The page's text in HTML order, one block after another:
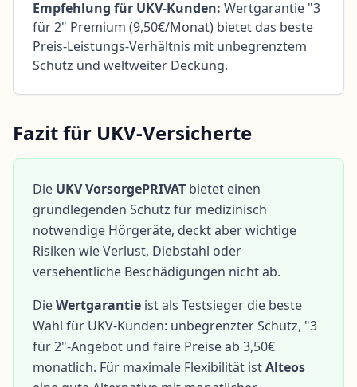
Inhaltsverzeichnis
UKV Hörgeräte-Leistungen im
Empfehlung für UKV-Kunden: Wertgarantie "3
für 2" Premium (9,50€/Monat) bietet das beste
Preis-Leistungs-Verhältnis mit unbegrenztem
Schutz und weltweiter Deckung.
Fazit für UKV-Versicherte
Die UKV VorsorgePRIVAT bietet einen
grundlegenden Schutz für medizinisch
notwendige Hörgeräte, deckt aber wichtige
Risiken wie Verlust, Diebstahl oder
versehentliche Beschädigungen nicht ab.
DieWertgarantie ist als Testsieger die beste
Wahl für UKV-Kunden: unbegrenzter Schutz, "3
für 2"-Angebot und faire Preise ab 3,50€
monatlich. Für maximale Flexibilität istAlteos